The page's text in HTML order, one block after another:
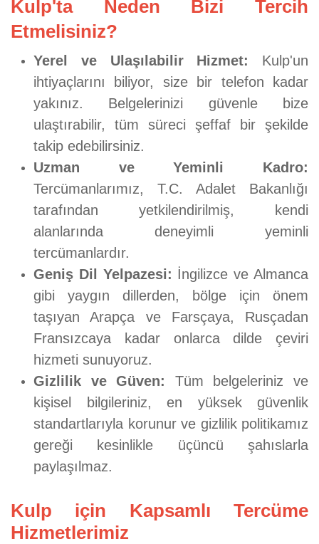
Kulp'ta Neden Bizi Tercih
Etmelisiniz?
Yerel ve Ulaşılabilir Hizmet:
Kulp'un
ihtiyaçlarını biliyor, size bir telefon kadar
yakınız. Belgelerinizi güvenle bize
ulaştırabilir, tüm süreci şeffaf bir şekilde
takip edebilirsiniz.
Uzman ve Yeminli Kadro:
Tercümanlarımız, T.C. Adalet Bakanlığı
tarafından yetkilendirilmiş, kendi
alanlarında deneyimli yeminli
tercümanlardır.
Geniş Dil Yelpazesi: İngilizce ve Almanca
gibi yaygın dillerden, bölge için önem
taşıyan Arapça ve Farsçaya, Rusçadan
Fransızcaya kadar onlarca dilde çeviri
hizmeti sunuyoruz.
Gizlilik ve Güven:
Tüm belgeleriniz ve
kişisel bilgileriniz, en yüksek güvenlik
standartlarıyla korunur ve gizlilik politikamız
gereği kesinlikle üçüncü şahıslarla
paylaşılmaz.
Kulp için Kapsamlı Tercüme
Hizmetlerimiz